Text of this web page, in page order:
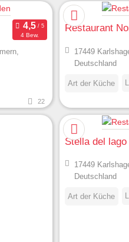
4 Bew.
22
Restaurant
17449
Deutschland
Art der Küche
Stella del lago
17449
Deutschland
Art der Küche